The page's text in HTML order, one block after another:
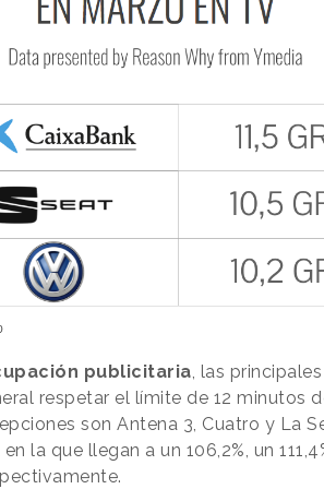
publicitaria, las
respetar el límite de 12 minutos
son Antena 3, Cuatro y La
la que llegan a un 106,2%, un